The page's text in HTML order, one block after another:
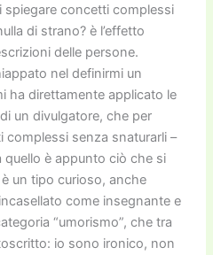
spiegare concetti complessi
di strano? è l’effetto
delle persone.
nel definirmi un
ha direttamente applicato le
un divulgatore, che per
senza snaturarli –
è appunto ciò che si
un tipo curioso, anche
come insegnante e
“umorismo”, che tra
io sono ironico, non